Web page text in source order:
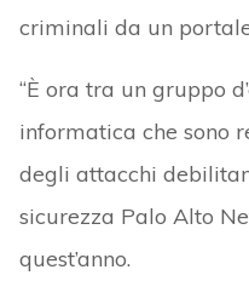
criminali da un
“È ora tra un gruppo
informatica che sono
degli attacchi
sicurezza Palo Alto
quest’anno.